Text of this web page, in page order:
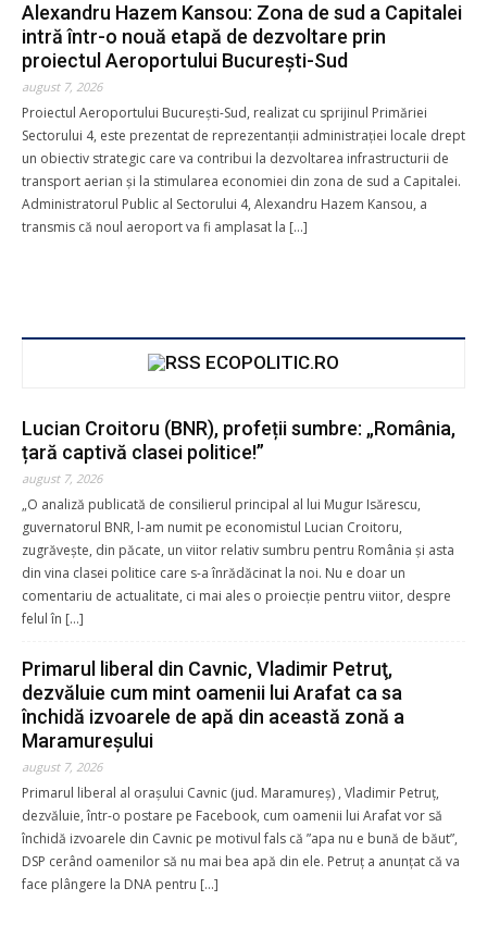
Donează prin Transfer Bancar în
lei5 lei25 lei50 lei100
lei *
Donație pentru
Nume complet*
Email*
Alexandru Hazem Kansou: Zona de sud a Capitalei
intră într-o nouă etapă de dezvoltare prin
proiectul Aeroportului București-Sud
august 7, 2026
Proiectul Aeroportului București-Sud, realizat cu sprijinul Primăriei
Sectorului 4, este prezentat de reprezentanții administrației locale drept
un obiectiv strategic care va contribui la dezvoltarea infrastructurii de
transport aerian și la stimularea economiei din zona de sud a Capitalei.
Administratorul Public al Sectorului 4, Alexandru Hazem Kansou, a
transmis că noul aeroport va fi amplasat la […]
ECOPOLITIC.RO
Lucian Croitoru (BNR), profeții sumbre: „România,
țară captivă clasei politice!”
august 7, 2026
„O analiză publicată de consilierul principal al lui Mugur Isărescu,
guvernatorul BNR, l-am numit pe economistul Lucian Croitoru,
zugrăvește, din păcate, un viitor relativ sumbru pentru România și asta
din vina clasei politice care s-a înrădăcinat la noi. Nu e doar un
comentariu de actualitate, ci mai ales o proiecție pentru viitor, despre
felul în […]
Primarul liberal din Cavnic, Vladimir Petruţ,
dezvăluie cum mint oamenii lui Arafat ca sa
închidă izvoarele de apă din această zonă a
Maramureşului
august 7, 2026
Primarul liberal al orașului Cavnic (jud. Maramureş) , Vladimir Petruț,
dezvăluie, într-o postare pe Facebook, cum oamenii lui Arafat vor să
închidă izvoarele din Cavnic pe motivul fals că ”apa nu e bună de băut”,
DSP cerând oamenilor să nu mai bea apă din ele. Petruț a anunțat că va
face plângere la DNA pentru […]